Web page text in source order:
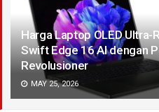
Harga Laptop OLED Ultra-
Swift Edge 16 AI dengan
Revolusioner
MAY 25, 2026